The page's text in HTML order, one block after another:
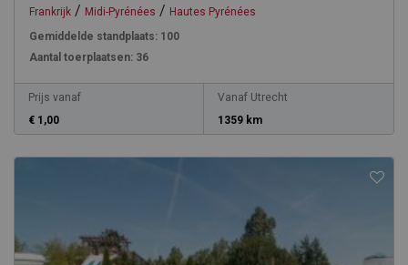
Frankrijk / Midi-Pyrénées / Hautes Pyrénées
Gemiddelde standplaats: 100
Aantal toerplaatsen: 36
Prijs vanaf
€ 1,00
Vanaf Utrecht
1359 km